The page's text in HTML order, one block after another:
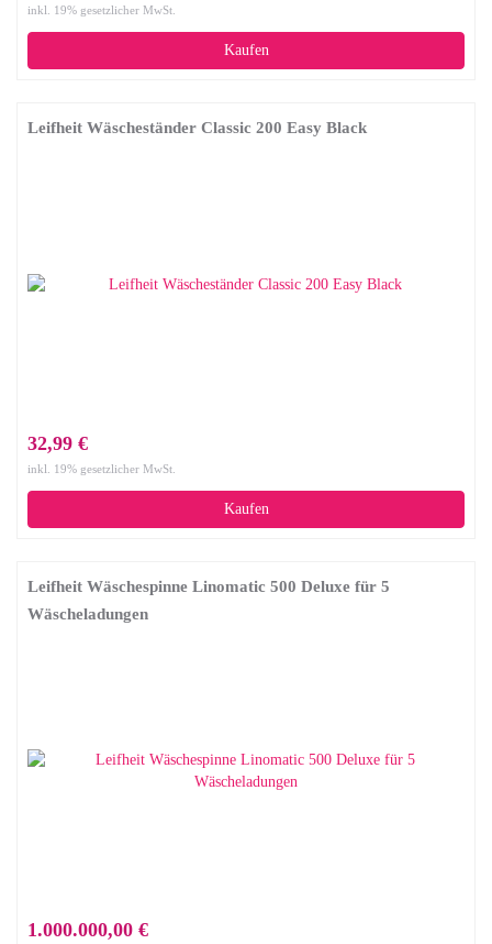
inkl. 19% gesetzlicher MwSt.
Kaufen
Leifheit Wäscheständer Classic 200 Easy Black
32,99 €
inkl. 19% gesetzlicher MwSt.
Kaufen
Leifheit Wäschespinne Linomatic 500 Deluxe für 5
Wäscheladungen
1.000.000,00 €